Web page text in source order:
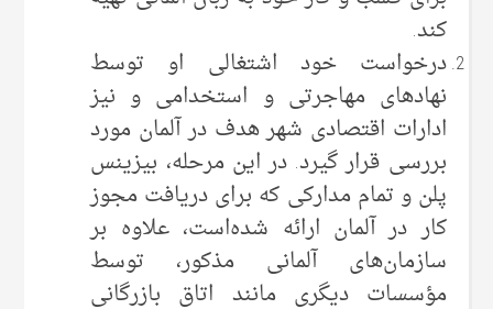
کند.
درخواست خود اشتغالی او توسط
نهادهای مهاجرتی و استخدامی و نیز
ادارات اقتصادی شهر هدف در آلمان مورد
بررسی قرار ‌گیرد. در این مرحله، بیزینس
پلن و تمام مدارکی که برای دریافت مجوز
کار در آلمان ارائه شده‌است، علاوه بر
سازمان‌های آلمانی مذکور، توسط
مؤسسات دیگری مانند اتاق بازرگانی